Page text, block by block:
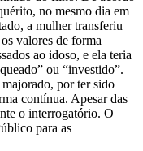
no mesmo dia em
a mulher transferiu
valores de forma
ao idoso, e ela teria
ou “investido”.
por ter sido
contínua. Apesar das
o interrogatório. O
para as